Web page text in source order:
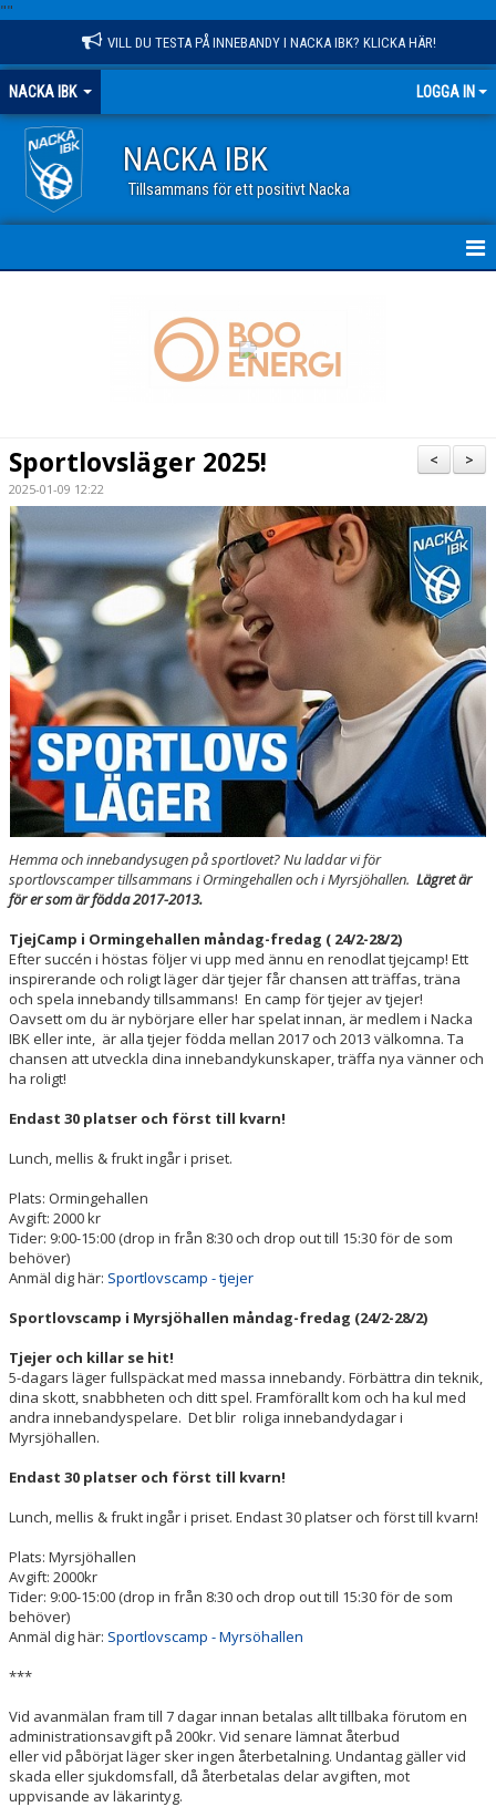
""
VILL DU TESTA PÅ INNEBANDY I NACKA IBK? KLICKA HÄR!
NACKA IBK LOGGA IN
NACKA IBK
Tillsammans för ett positivt Nacka
OM KLUBBEN
SPORTHALLAR
MATCHER
CAFETERIAN
DOKUMENT
NACKA X
KLUBBSHOPEN
INNEBANDY PLAY
NACKAPOKALEN
>
<
Sportlovsläger 2025!
2025-01-09 12:22
Hemma och innebandysugen på sportlovet? Nu laddar vi för
sportlovscamper tillsammans i Ormingehallen och i Myrsjöhallen. Lägret är
för er som är födda 2017-2013.
TjejCamp i Ormingehallen måndag-fredag ( 24/2-28/2)
Efter succén i höstas följer vi upp med ännu en renodlat tjejcamp! Ett
inspirerande och roligt läger där tjejer får chansen att träffas, träna
och spela innebandy tillsammans! En camp för tjejer av tjejer!
Oavsett om du är nybörjare eller har spelat innan, är medlem i Nacka
IBK eller inte, är alla tjejer födda mellan 2017 och 2013 välkomna. Ta
chansen att utveckla dina innebandykunskaper, träffa nya vänner och
ha roligt!
Endast 30 platser och först till kvarn!
Lunch, mellis & frukt ingår i priset.
Plats: Ormingehallen
Avgift: 2000 kr
Tider: 9:00-15:00 (drop in från 8:30 och drop out till 15:30 för de som
behöver)
Anmäl dig här: Sportlovscamp - tjejer
Sportlovscamp i Myrsjöhallen måndag-fredag (24/2-28/2)
Tjejer och killar se hit!
5-dagars läger fullspäckat med massa innebandy. Förbättra din teknik,
dina skott, snabbheten och ditt spel. Framförallt kom och ha kul med
andra innebandyspelare. Det blir roliga innebandydagar i
Myrsjöhallen.
Endast 30 platser och först till kvarn!
Lunch, mellis & frukt ingår i priset. Endast 30 platser och först till kvarn!
Plats: Myrsjöhallen
Avgift: 2000kr
Tider: 9:00-15:00 (drop in från 8:30 och drop out till 15:30 för de som
behöver)
Anmäl dig här: Sportlovscamp - Myrsöhallen
***
Vid avanmälan fram till 7 dagar innan betalas allt tillbaka förutom en
administrationsavgift på 200kr. Vid senare lämnat återbud
eller vid påbörjat läger sker ingen återbetalning. Undantag gäller vid
skada eller sjukdomsfall, då återbetalas delar avgiften, mot
uppvisande av läkarintyg.